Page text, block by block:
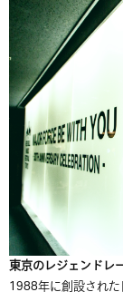
東京のレジェンドレ
1988年に創設され